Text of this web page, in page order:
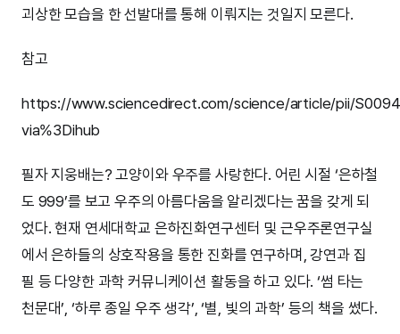
괴상한 모습을 한 선발대를 통해 이뤄지는 것일지 모른다.
참고
https://www.sciencedirect.com/science/article/pii/
via%3Dihub
필자 지웅배는? 고양이와 우주를 사랑한다. 어린 시절 ‘은하철
도 999’를 보고 우주의 아름다움을 알리겠다는 꿈을 갖게 되
었다. 현재 연세대학교 은하진화연구센터 및 근우주론연구실
에서 은하들의 상호작용을 통한 진화를 연구하며, 강연과 집
필 등 다양한 과학 커뮤니케이션 활동을 하고 있다. ‘썸 타는
천문대’, ‘하루 종일 우주 생각’, ‘별, 빛의 과학’ 등의 책을 썼다.